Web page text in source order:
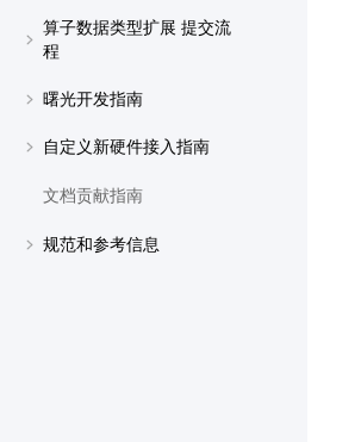
算子数据类型扩展 提交流
程
曙光开发指南
自定义新硬件接入指南
文档贡献指南
规范和参考信息